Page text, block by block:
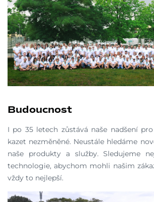
Budoucnost
I po 35 letech zůstává naše nadšení
kazet nezměněné. Neustále hledáme
naše produkty a služby. Sledujeme
technologie, abychom mohli našim
vždy to nejlepší.